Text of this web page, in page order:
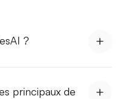
?
principaux de